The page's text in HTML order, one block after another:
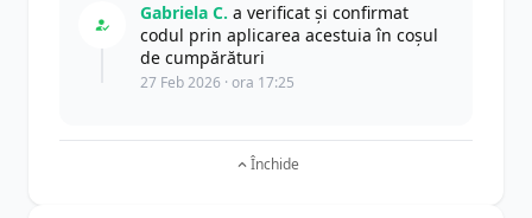
Gabriela C. a verificat și confirmat
codul prin aplicarea acestuia în coșul
de cumpărături
27 Feb 2026 · ora 17:25
Închide